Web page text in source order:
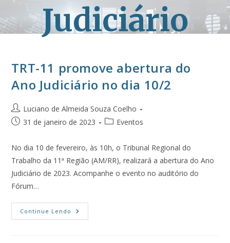
Judiciário
TRT-11 promove abertura do
Ano Judiciário no dia 10/2
Luciano de Almeida Souza Coelho
31 de janeiro de 2023
Eventos
No dia 10 de fevereiro, às 10h, o Tribunal Regional do
Trabalho da 11ª Região (AM/RR), realizará a abertura do Ano
Judiciário de 2023. Acompanhe o evento no auditório do
Fórum…
Continue Lendo